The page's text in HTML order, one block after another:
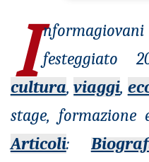
I nformagiovani
festeggiato
cultura,viaggi,
stage, formazione
Articoli: